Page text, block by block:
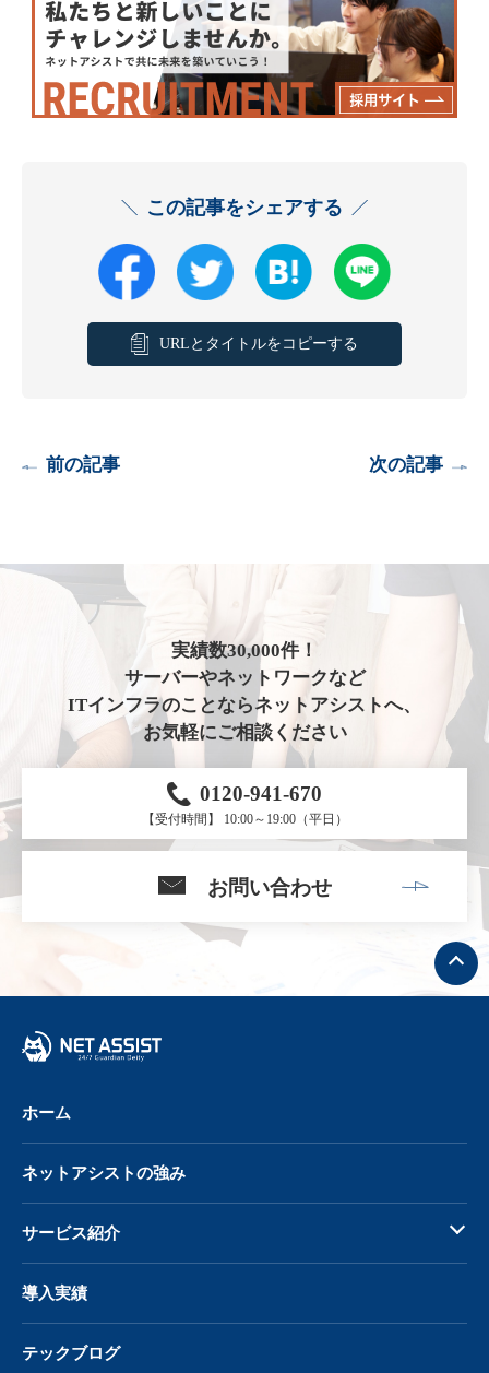
この記事をシェアする
URLとタイトルをコピーする
前の記事 次の記事
実績数30,000件！
サーバーやネットワークなど
ITインフラのことならネットアシストへ、
お気軽にご相談ください
0120-941-670
【受付時間】 10:00～19:00（平日）
お問い合わせ
ト
ッ
プ
へ
ホーム
ネットアシストの強み
サービス紹介
導入実績
テックブログ